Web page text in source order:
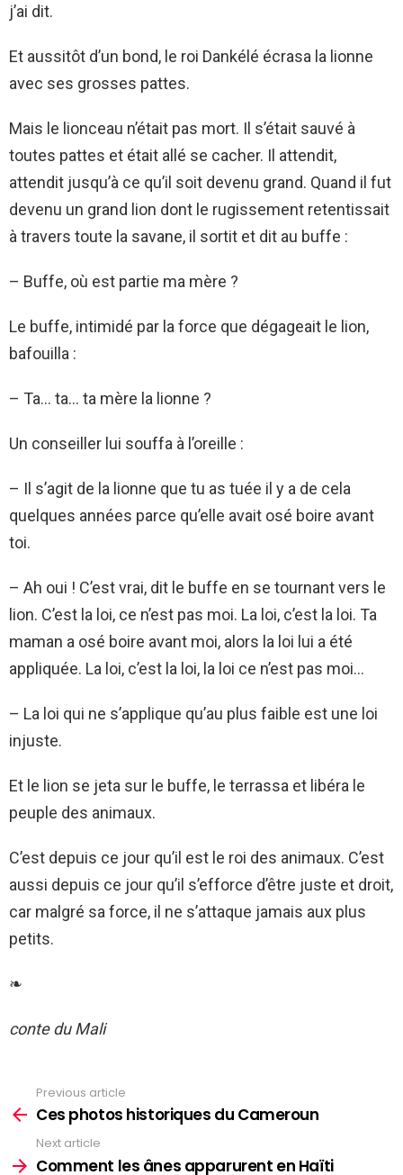
j’ai dit.
Et aussitôt d’un bond, le roi Dankélé écrasa la lionne
avec ses grosses pattes.
Mais le lionceau n’était pas mort. Il s’était sauvé à
toutes pattes et était allé se cacher. Il attendit,
attendit jusqu’à ce qu’il soit devenu grand. Quand il fut
devenu un grand lion dont le rugissement retentissait
à travers toute la savane, il sortit et dit au buffe :
– Buffe, où est partie ma mère ?
Le buffe, intimidé par la force que dégageait le lion,
bafouilla :
– Ta… ta… ta mère la lionne ?
Un conseiller lui souffa à l’oreille :
– Il s’agit de la lionne que tu as tuée il y a de cela
quelques années parce qu’elle avait osé boire avant
toi.
– Ah oui ! C’est vrai, dit le buffe en se tournant vers le
lion. C’est la loi, ce n’est pas moi. La loi, c’est la loi. Ta
maman a osé boire avant moi, alors la loi lui a été
appliquée. La loi, c’est la loi, la loi ce n’est pas moi…
– La loi qui ne s’applique qu’au plus faible est une loi
injuste.
Et le lion se jeta sur le buffe, le terrassa et libéra le
peuple des animaux.
C’est depuis ce jour qu’il est le roi des animaux. C’est
aussi depuis ce jour qu’il s’efforce d’être juste et droit,
car malgré sa force, il ne s’attaque jamais aux plus
petits.
❧
conte du Mali
more
Previous article
Ces photos historiques du Cameroun
Next article
Comment les ânes apparurent en Haïti